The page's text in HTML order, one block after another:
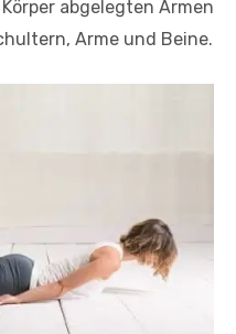
abgelegten Armen
Arme und Beine.